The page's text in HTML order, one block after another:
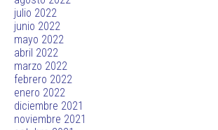
julio 2022
junio 2022
mayo 2022
abril 2022
marzo 2022
febrero 2022
enero 2022
diciembre 2021
noviembre 2021